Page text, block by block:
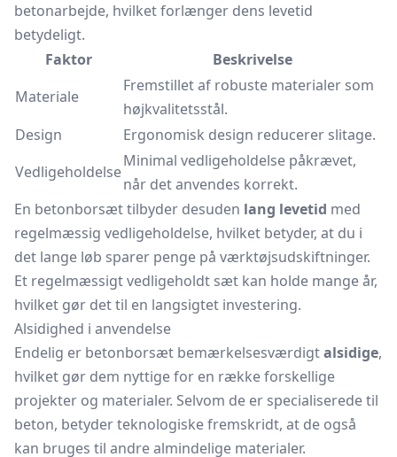
betonarbejde, hvilket forlænger dens levetid
betydeligt.
Faktor
Beskrivelse
Materiale
Fremstillet af robuste materialer som
højkvalitetsstål.
Design
Ergonomisk design reducerer slitage.
Vedligeholdelse
Minimal vedligeholdelse påkrævet,
når det anvendes korrekt.
En betonborsæt tilbyder desuden lang levetid med
regelmæssig vedligeholdelse, hvilket betyder, at du i
det lange løb sparer penge på værktøjsudskiftninger.
Et regelmæssigt vedligeholdt sæt kan holde mange år,
hvilket gør det til en langsigtet investering.
Alsidighed i anvendelse
Endelig er betonborsæt bemærkelsesværdigtalsidige,
hvilket gør dem nyttige for en række forskellige
projekter og materialer. Selvom de er specialiserede til
beton, betyder teknologiske fremskridt, at de også
kan bruges til andre almindelige materialer.